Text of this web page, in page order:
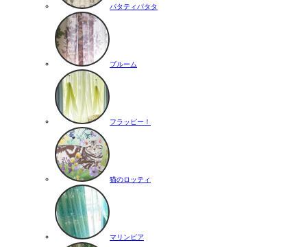
パタティパタタ
ブルーム
フラッピー！
猫のロッティ
マリンピア